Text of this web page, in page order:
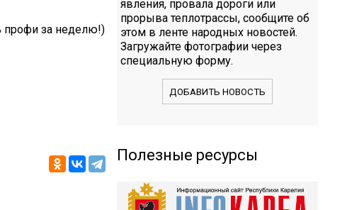
профи за неделю!)
явления, провала дороги или
прорыва теплотрассы, сообщите об
этом в ленте народных новостей.
Загружайте фотографии через
специальную форму.
ДОБАВИТЬ НОВОСТЬ
Полезные ресурсы